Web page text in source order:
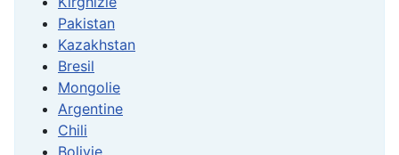
Pakistan
Kazakhstan
Bresil
Mongolie
Argentine
Chili